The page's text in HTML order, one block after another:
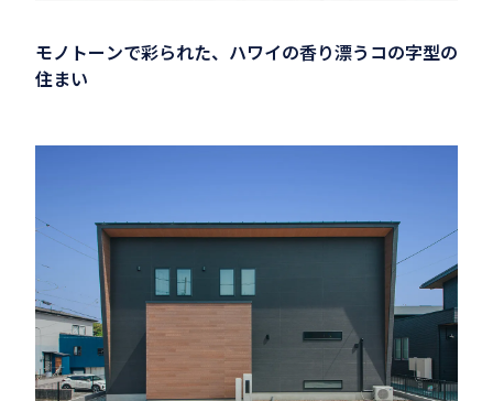
モノトーンで彩られた、ハワイの香り漂うコの字型の
住まい